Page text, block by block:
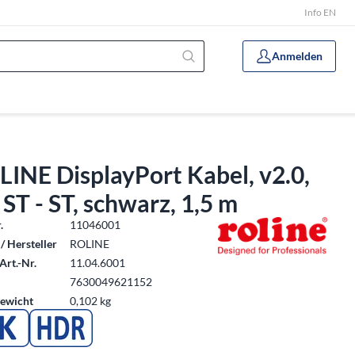
Info EN
Anmelden
DisplayPort Kabel, v2.0,
- ST, schwarz, 1,5 m
11046001
Hersteller
ROLINE
Nr.
11.04.6001
7630049621152
0,102 kg